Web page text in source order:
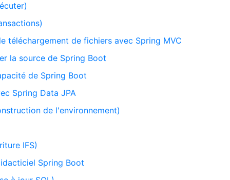
téléchargement de fichiers avec Spring MVC
la source de Spring Boot
de Spring Boot
Spring Data JPA
de l'environnement)
IFS)
Spring Boot